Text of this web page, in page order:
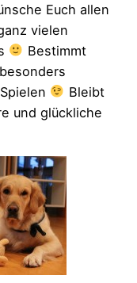
Euch allen
vielen
Bestimmt
Bleibt
und glückliche